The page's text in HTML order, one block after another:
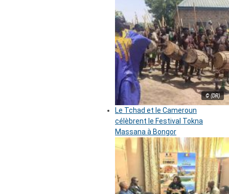
© (DR)
Le Tchad et le Cameroun
célèbrent le Festival Tokna
Massana à Bongor